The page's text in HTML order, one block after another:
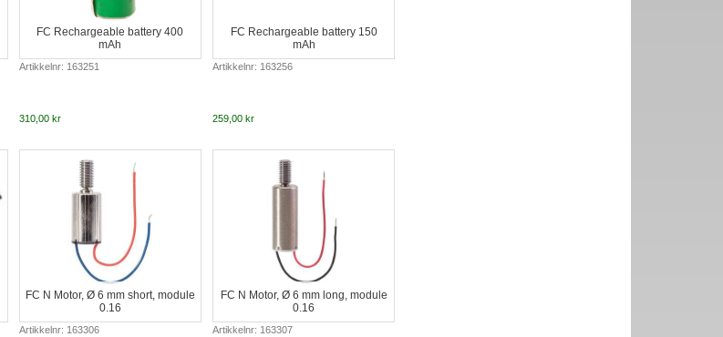
FC Rechargeable battery 400
mAh
Artikkelnr: 163251
310,00 kr
FC Rechargeable battery 150
mAh
Artikkelnr: 163256
259,00 kr
FC N Motor, Ø 6 mm short, module
0.16
Artikkelnr: 163306
FC N Motor, Ø 6 mm long, module
0.16
Artikkelnr: 163307